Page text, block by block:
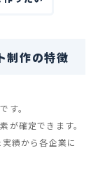
制作の特徴
す。
が確定できます。
績から各企業に